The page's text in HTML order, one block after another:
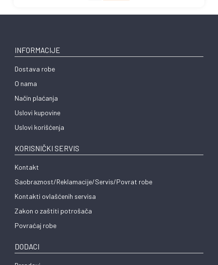
INFORMACIJE
Dostava robe
O nama
Način plaćanja
Uslovi kupovine
Uslovi korišćenja
KORISNIČKI SERVIS
Kontakt
Saobraznost/Reklamacije/Servis/Povrat robe
Kontakti ovlašćenih servisa
Zakon o zaštiti potrošača
Povraćaj robe
DODACI